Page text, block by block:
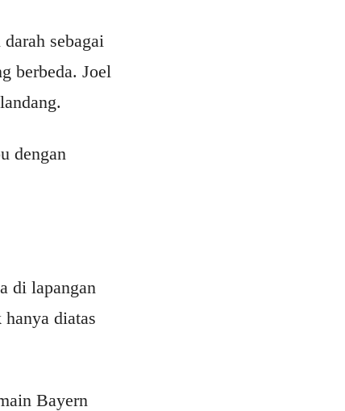
sebagai
berbeda. Joel
dengan
di lapangan
diatas
Bayern